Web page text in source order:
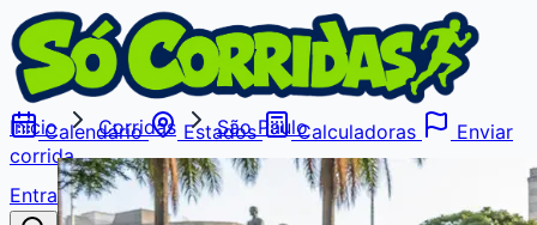
Calendário Estados Calculadoras
Enviar
corrida
Entrar
Buscar
Início Corridas São Paulo